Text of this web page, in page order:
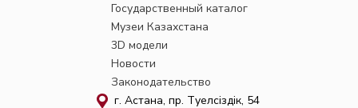
Государственный каталог
Музеи Казахстана
3D модели
Новости
Законодательство
г. Астана, пр. Тәуелсіздік, 54